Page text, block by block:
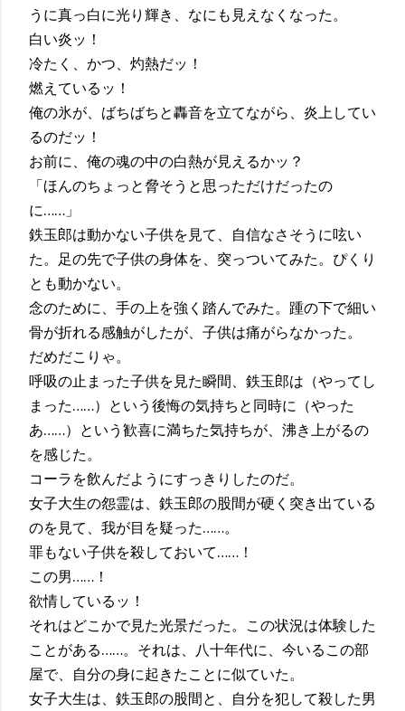
うに真っ白に光り輝き、なにも見えなくなった。
白い炎ッ！
冷たく、かつ、灼熱だッ！
燃えているッ！
俺の氷が、ばちばちと轟音を立てながら、炎上してい
るのだッ！
お前に、俺の魂の中の白熱が見えるかッ？
「ほんのちょっと脅そうと思っただけだったの
に……」
鉄玉郎は動かない子供を見て、自信なさそうに呟い
た。足の先で子供の身体を、突っついてみた。ぴくり
とも動かない。
念のために、手の上を強く踏んでみた。踵の下で細い
骨が折れる感触がしたが、子供は痛がらなかった。
だめだこりゃ。
呼吸の止まった子供を見た瞬間、鉄玉郎は（やってし
まった……）という後悔の気持ちと同時に（やった
あ……）という歓喜に満ちた気持ちが、沸き上がるの
を感じた。
コーラを飲んだようにすっきりしたのだ。
女子大生の怨霊は、鉄玉郎の股間が硬く突き出ている
のを見て、我が目を疑った……。
罪もない子供を殺しておいて……！
この男……！
欲情しているッ！
それはどこかで見た光景だった。この状況は体験した
ことがある……。それは、八十年代に、今いるこの部
屋で、自分の身に起きたことに似ていた。
女子大生は、鉄玉郎の股間と、自分を犯して殺した男